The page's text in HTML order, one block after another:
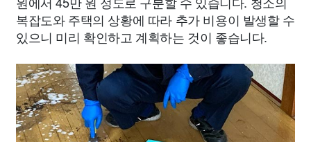
복잡도와 주택의 상황에 따라 추가 비용이 발생할 수
있으니 미리 확인하고 계획하는 것이 좋습니다.